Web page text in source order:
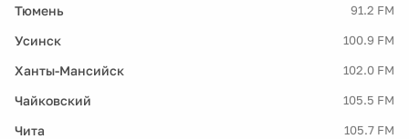
Тюмень 91.2 FM
Усинск 100.9 FM
Ханты-Мансийск 102.0 FM
Чайковский 105.5 FM
Чита 105.7 FM